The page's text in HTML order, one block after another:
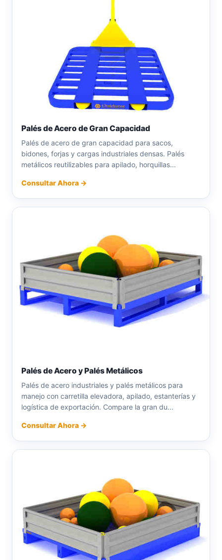
Palés de Acero de Gran Capacidad
Palés de acero de gran capacidad para sacos,
bidones, forjas y cargas industriales densas. Palés
metálicos reutilizables para apilado, horquillas...
Consultar Ahora →
Palés de Acero y Palés Metálicos
Palés de acero industriales y palés metálicos para
manejo con carretilla elevadora, apilado, estanterías y
logística de exportación. Compare la gran du...
Consultar Ahora →